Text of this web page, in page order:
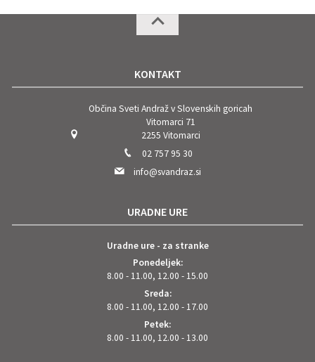
KONTAKT
Občina Sveti Andraž v Slovenskih goricah
Vitomarci 71
2255 Vitomarci
02 757 95 30
info@svandraz.si
URADNE URE
Uradne ure - za stranke
Ponedeljek:
8.00 - 11.00, 12.00 - 15.00
Sreda:
8.00 - 11.00, 12.00 - 17.00
Petek:
8.00 - 11.00, 12.00 - 13.00